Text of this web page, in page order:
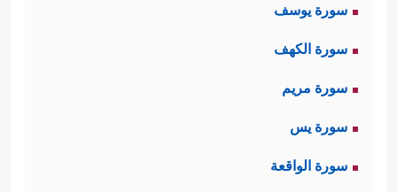
سورة يوسف
سورة الكهف
سورة مريم
سورة يس
سورة الواقعة